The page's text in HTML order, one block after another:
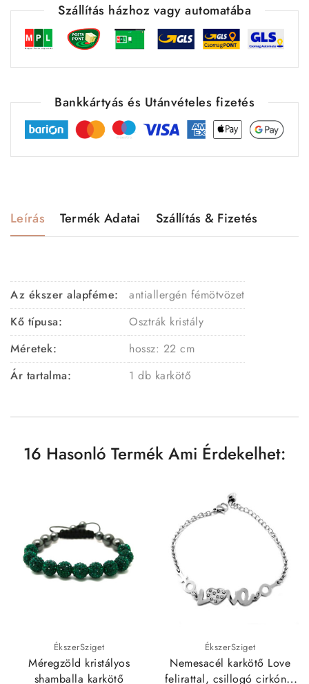
Szállítás házhoz vagy automatába
Bankkártyás és Utánvételes fizetés
Leírás Termék Adatai Szállítás & Fizetés
Az ékszer alapféme:
antiallergén fémötvözet
Kő típusa:
Osztrák kristály
Méretek:
hossz: 22 cm
Ár tartalma:
1 db karkötő
16 Hasonló Termék Ami Érdekelhet:
ÉkszerSziget
Méregzöld kristályos
shamballa karkötő
ÉkszerSziget
Nemesacél karkötő Love
felirattal, csillogó cirkónia